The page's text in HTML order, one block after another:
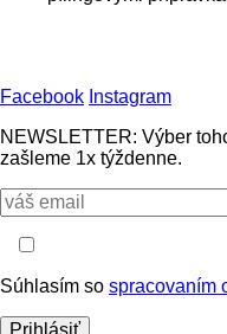
Facebook Instagram
NEWSLETTER: Výber
zašleme 1x týždenne.
Súhlasím so spracovaním